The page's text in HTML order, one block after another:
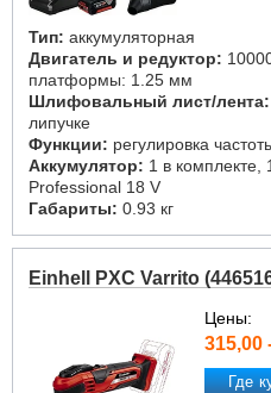
Тип: аккумуляторная
Двигатель и редуктор:
платформы: 1.25 мм
Шлифовальный лист/лента:
липучке
Функции: регулировка
Аккумулятор: 1 в комплекте,
Professional 18 V
Габариты: 0.93 кг
Einhell PXC Varrito
Цены:
315,00
Где